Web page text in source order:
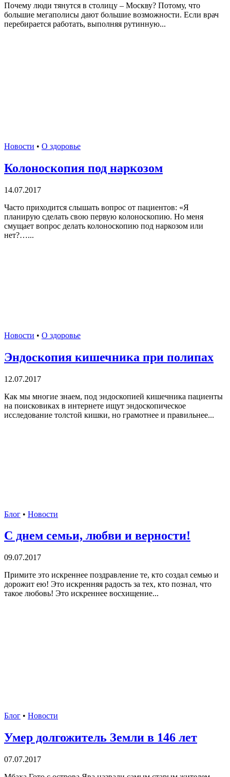
Почему люди тянутся в столицу – Москву? Потому, что
большие мегаполисы дают большие возможности. Если врач
перебирается работать, выполняя рутинную...
Новости • О здоровье
Колоноскопия под наркозом
14.07.2017
Часто приходится слышать вопрос от пациентов: «Я
планирую сделать свою первую колоноскопию. Но меня
смущает вопрос делать колоноскопию под наркозом или
нет?…...
Новости • О здоровье
Эндоскопия кишечника при полипах
12.07.2017
Как мы многие знаем, под эндоскопией кишечника пациенты
на поисковиках в интернете ищут эндоскопическое
исследование толстой кишки, но грамотнее и правильнее...
Блог • Новости
С днем семьи, любви и верности!
09.07.2017
Примите это искреннее поздравление те, кто создал семью и
дорожит ею! Это искренняя радость за тех, кто познал, что
такое любовь! Это искреннее восхищение...
Блог • Новости
Умер долгожитель Земли в 146 лет
07.07.2017